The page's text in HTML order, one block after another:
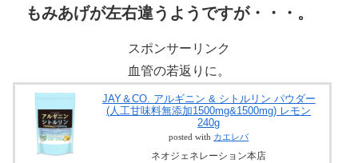
もみあげが左右違うようですが・・・。
スポンサーリンク
血管の若返りに。
JAY＆CO. アルギニン & シトルリン パウダー
(人工甘味料無添加1500mg&1500mg) レモン
240g
posted with カエレバ
ネオジェネレーション本店